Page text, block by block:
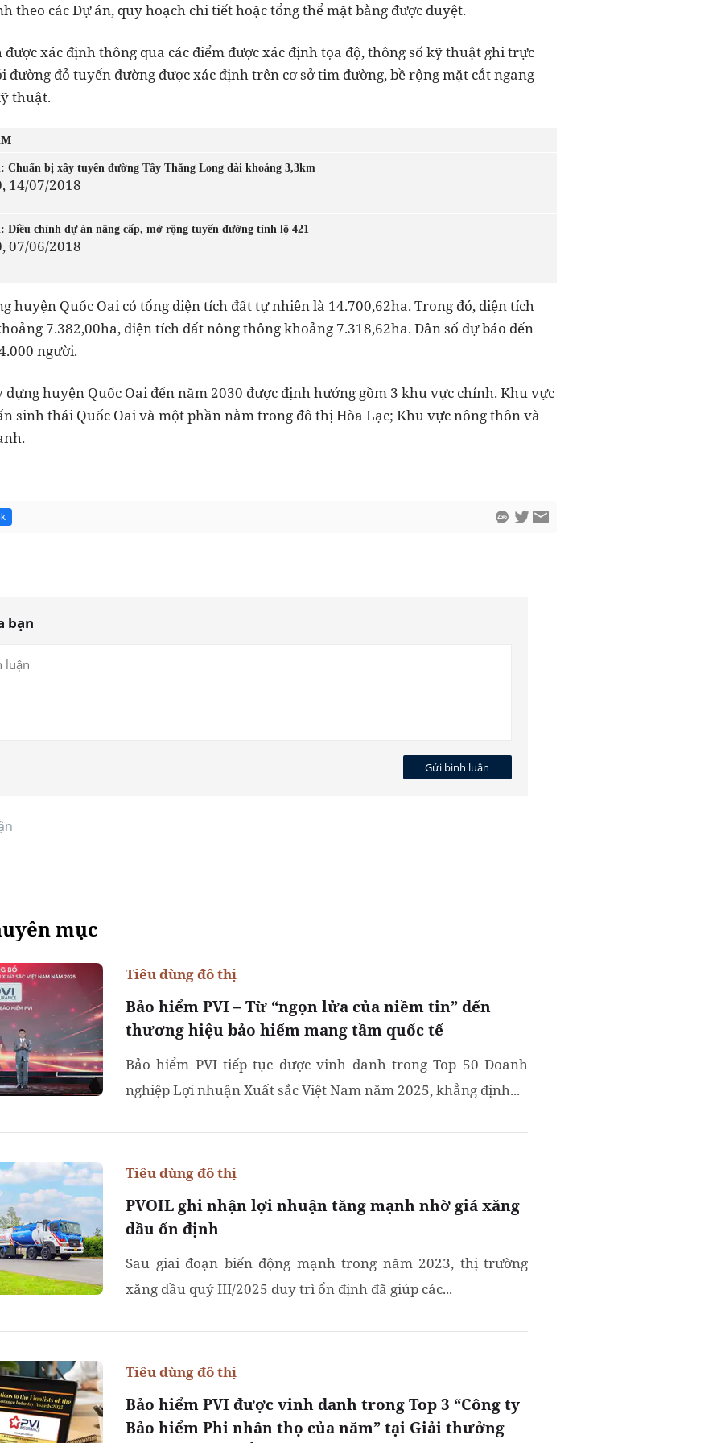
theo các Dự án, quy hoạch chi tiết hoặc tổng thể mặt bằng được duyệt.
xác định thông qua các điểm được xác định tọa độ, thông số kỹ thuật ghi trực
đường đỏ tuyến đường được xác định trên cơ sở tim đường, bề rộng mặt cắt ngang
thuật.
Chuẩn bị xây tuyến đường Tây Thăng Long dài khoảng 3,3km
14/07/2018
Điều chỉnh dự án nâng cấp, mở rộng tuyến đường tỉnh lộ 421
07/06/2018
huyện Quốc Oai có tổng diện tích đất tự nhiên là 14.700,62ha. Trong đó, diện tích
7.382,00ha, diện tích đất nông thông khoảng 7.318,62ha. Dân số dự báo đến
người.
huyện Quốc Oai đến năm 2030 được định hướng gồm 3 khu vực chính. Khu vực
sinh thái Quốc Oai và một phần nằm trong đô thị Hòa Lạc; Khu vực nông thôn và
bạn
Gửi bình luận
mục
Bảo hiểm PVI – Từ “ngọn lửa của niềm tin” đến
thương hiệu bảo hiểm mang tầm quốc tế
Tiêu dùng đô thị
Bảo hiểm PVI tiếp tục được vinh danh trong Top 50 Doanh
nghiệp Lợi nhuận Xuất sắc Việt Nam năm 2025, khẳng định...
PVOIL ghi nhận lợi nhuận tăng mạnh nhờ giá xăng
dầu ổn định
Tiêu dùng đô thị
Sau giai đoạn biến động mạnh trong năm 2023, thị trường
xăng dầu quý III/2025 duy trì ổn định đã giúp các...
Bảo hiểm PVI được vinh danh trong Top 3 “Công ty
Bảo hiểm Phi nhân thọ của năm” tại Giải thưởng
Tiêu dùng đô thị